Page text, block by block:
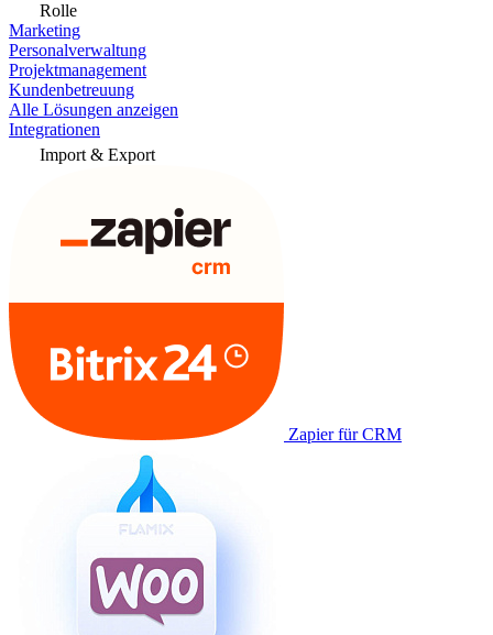
Rolle
Marketing
Personalverwaltung
Projektmanagement
Kundenbetreuung
Alle Lösungen anzeigen
Integrationen
Import & Export
Zapier für CRM